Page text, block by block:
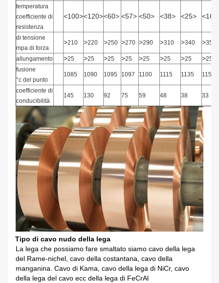
temperatura
coefficiente di
resistenza
<100><120><60> <57> <50> <38> <25> <16>
di tensione
mpa di forza
>210 >220 >250 >270 >290 >310 >340 >350
allungamento >25 >25 >25 >25 >25 >25 >25 >25
fusione
°c del punto
1085 1090 1095 1097 1100 1115 1135 1150
coefficiente di
conducibilità
145 130 92 75 59 48 38 33
Tipo di cavo nudo della lega
La lega che possiamo fare smaltato siamo cavo della lega
del Rame-nichel, cavo della costantana, cavo della
manganina. Cavo di Kama, cavo della lega di NiCr, cavo
della lega del cavo ecc della lega di FeCrAl